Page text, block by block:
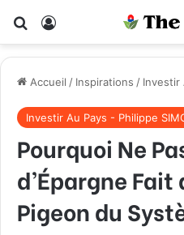
Rechercher
Accueil / Inspirations / Investir
Investir Au Pays - Philippe
Pourquoi Ne
d’Épargne Fait
Pigeon du